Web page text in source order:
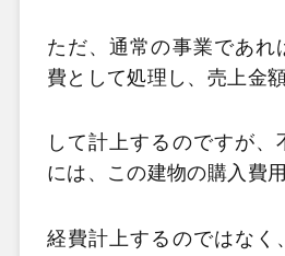
ただ、通常の事業であれ
費として処理し、売上金
して計上するのですが、
には、この建物の購入費
経費計上するのではなく